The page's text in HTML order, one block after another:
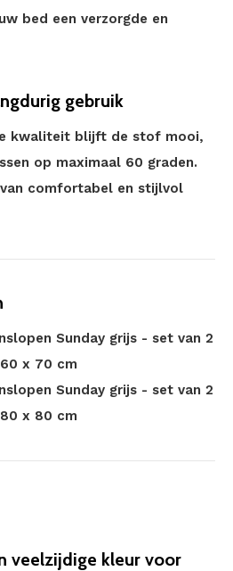
bed een verzorgde en
gebruik
kwaliteit blijft de stof mooi,
op maximaal 60 graden.
comfortabel en stijlvol
Sunday grijs - set van 2
x 70 cm
Sunday grijs - set van 2
x 80 cm
veelzijdige kleur voor